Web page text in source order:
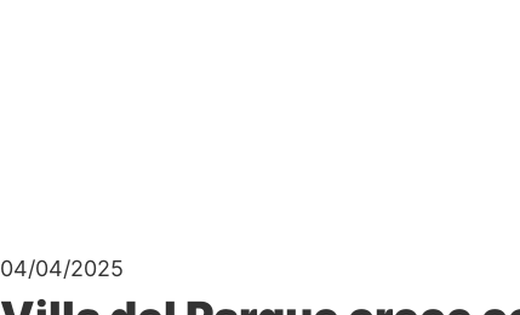
04/04/2025